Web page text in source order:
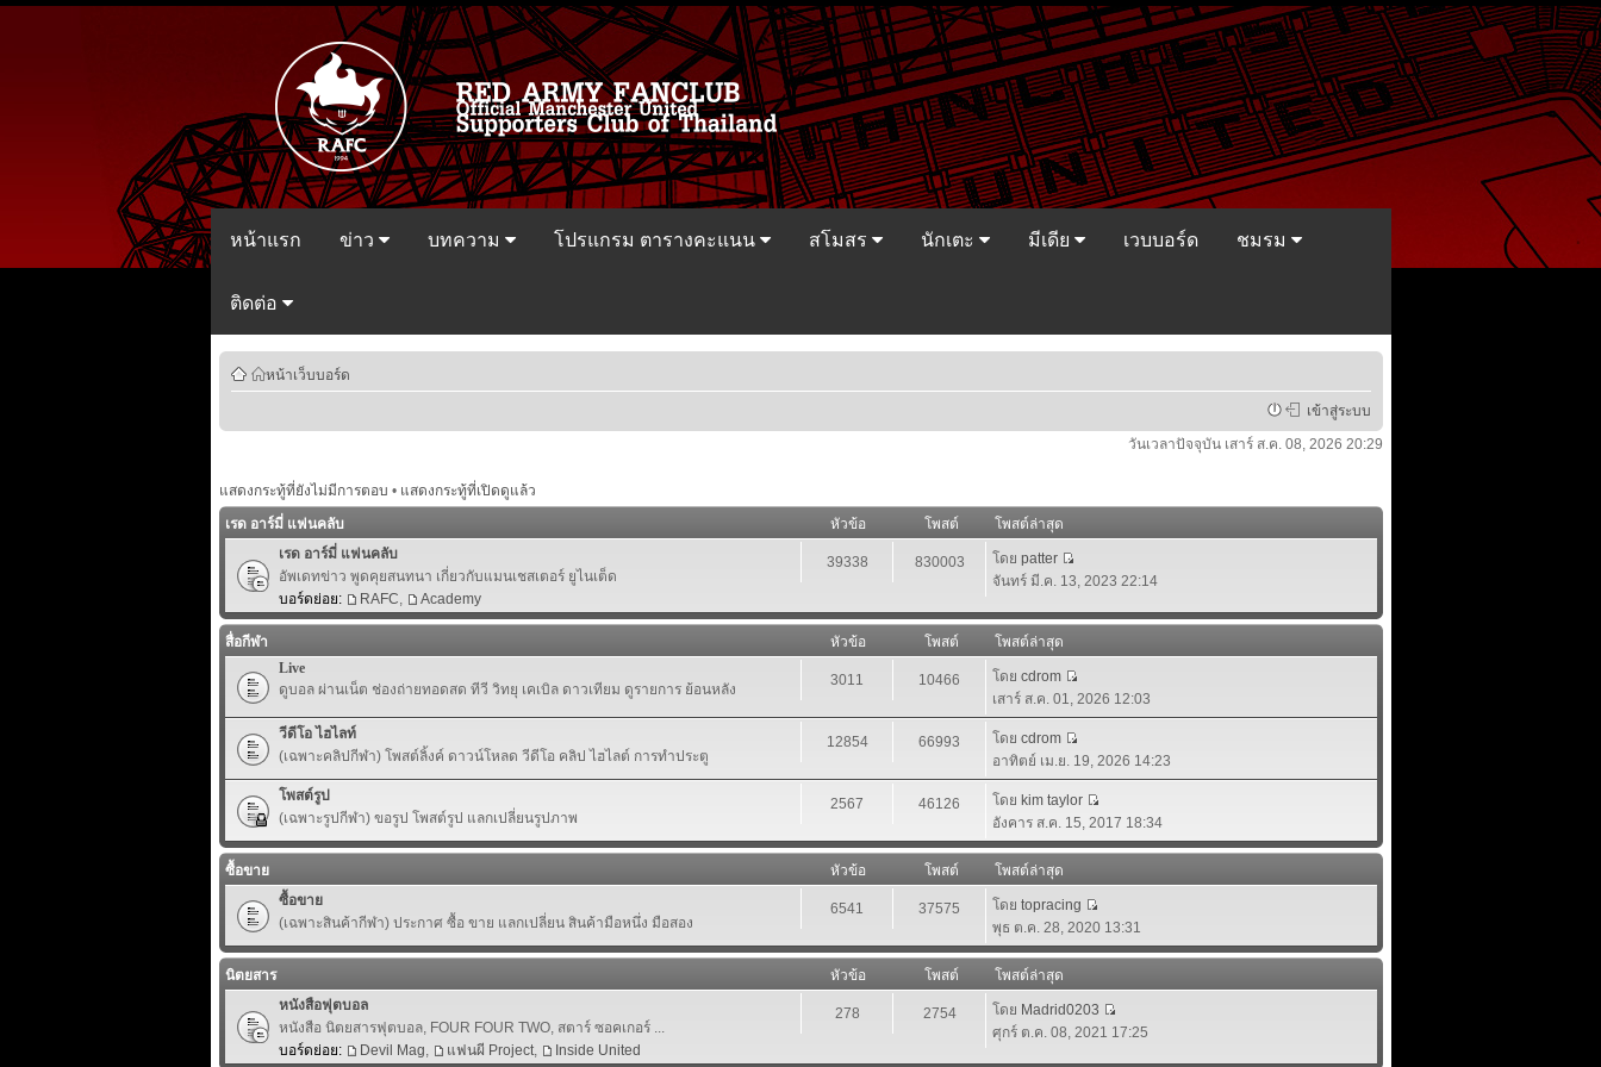
หน้าแรก ข่าว บทความ โปรแกรม ตารางคะแนน สโมสร นักเตะ มีเดีย เวบบอร์ด ชมรม
ติดต่อ
หน้าเว็บบอร์ด
เข้าสู่ระบบ
วันเวลาปัจจุบัน เสาร์ ส.ค. 08, 2026 20:29
แสดงกระทู้ที่ยังไม่มีการตอบ • แสดงกระทู้ที่เปิดดูแล้ว
เรด อาร์มี่ แฟนคลับ
หัวข้อ โพสต์
โพสต์ล่าสุด
เรด อาร์มี่ แฟนคลับ
อัพเดทข่าว พูดคุยสนทนา เกี่ยวกับแมนเชสเตอร์ ยูไนเต็ด
บอร์ดย่อย:
RAFC, Academy
39338 830003 โดย patter
จันทร์ มี.ค. 13, 2023 22:14
สื่อกีฬา หัวข้อ โพสต์
โพสต์ล่าสุด
Live
ดูบอล ผ่านเน็ต ช่องถ่ายทอดสด ทีวี วิทยุ เคเบิล ดาวเทียม ดูรายการ ย้อนหลัง
3011 10466 โดย cdrom
เสาร์ ส.ค. 01, 2026 12:03
วีดีโอ ไฮไลท์
(เฉพาะคลิปกีฬา) โพสต์ลิ้งค์ ดาวน์โหลด วีดีโอ คลิป ไฮไลต์ การทำประตู
12854 66993 โดย cdrom
อาทิตย์ เม.ย. 19, 2026 14:23
โพสต์รูป
(เฉพาะรูปกีฬา) ขอรูป โพสต์รูป แลกเปลี่ยนรูปภาพ
2567 46126 โดย kim taylor
อังคาร ส.ค. 15, 2017 18:34
ซื้อขาย หัวข้อ โพสต์
โพสต์ล่าสุด
ซื้อขาย
(เฉพาะสินค้ากีฬา) ประกาศ ซื้อ ขาย แลกเปลี่ยน สินค้ามือหนึ่ง มือสอง
6541 37575 โดย topracing
พุธ ต.ค. 28, 2020 13:31
นิตยสาร หัวข้อ โพสต์
โพสต์ล่าสุด
หนังสือฟุตบอล
หนังสือ นิตยสารฟุตบอล, FOUR FOUR TWO, สตาร์ ซอคเกอร์ ...
บอร์ดย่อย:
Devil Mag, แฟนผี Project, Inside United
278 2754 โดย Madrid0203
ศุกร์ ต.ค. 08, 2021 17:25